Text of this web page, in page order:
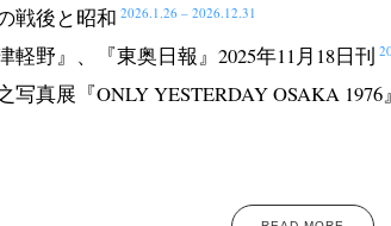
戦後と昭和 2026.1.26 – 2026.12.31
軽野』、『東奥日報』2025年11月18日刊
写真展 『ONLY YESTERDAY OSAKA 1976』